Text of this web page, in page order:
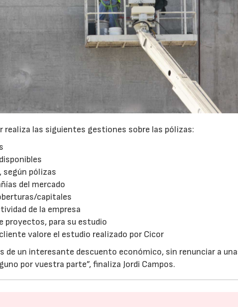
realiza las siguientes gestiones sobre las pólizas:
según pólizas
del mercado
capitales
de la empresa
proyectos, para su estudio
valore el estudio realizado por Cicor
de un interesante descuento económico, sin renunciar a
por vuestra parte”, finaliza Jordi Campos.
02/06/2026